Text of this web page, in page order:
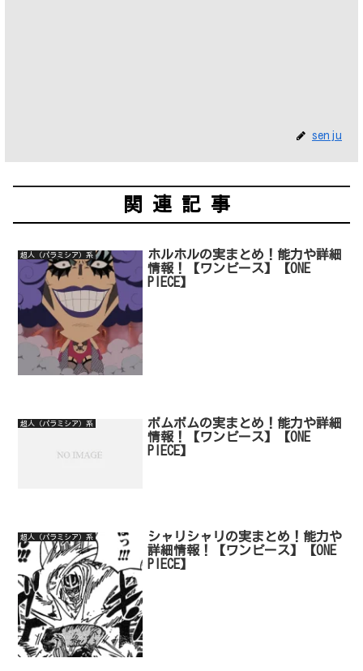
senju
関連記事
超人（パラミシア）系
ホルホルの実まとめ！能力や詳細
情報！【ワンピース】【ONE
PIECE】
超人（パラミシア）系
ボムボムの実まとめ！能力や詳細
情報！【ワンピース】【ONE
PIECE】
超人（パラミシア）系
シャリシャリの実まとめ！能力や
詳細情報！【ワンピース】【ONE
PIECE】